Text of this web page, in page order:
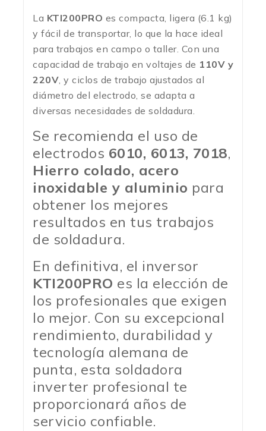
La KTI200PRO es compacta, ligera (6.1 kg)
y fácil de transportar, lo que la hace ideal
para trabajos en campo o taller. Con una
capacidad de trabajo en voltajes de 110V y
220V, y ciclos de trabajo ajustados al
diámetro del electrodo, se adapta a
diversas necesidades de soldadura.
Se recomienda el uso de
electrodos 6010, 6013, 7018,
Hierro colado, acero
inoxidable y aluminio para
obtener los mejores
resultados en tus trabajos
de soldadura.
En definitiva, el inversor
KTI200PRO es la elección de
los profesionales que exigen
lo mejor. Con su excepcional
rendimiento, durabilidad y
tecnología alemana de
punta, esta soldadora
inverter profesional te
proporcionará años de
servicio confiable.